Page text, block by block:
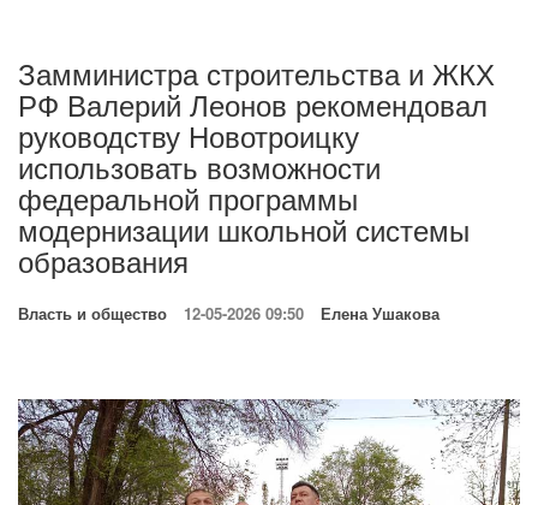
Замминистра строительства и ЖКХ
РФ Валерий Леонов рекомендовал
руководству Новотроицку
использовать возможности
федеральной программы
модернизации школьной системы
образования
Власть и общество 12-05-2026 09:50 Елена Ушакова